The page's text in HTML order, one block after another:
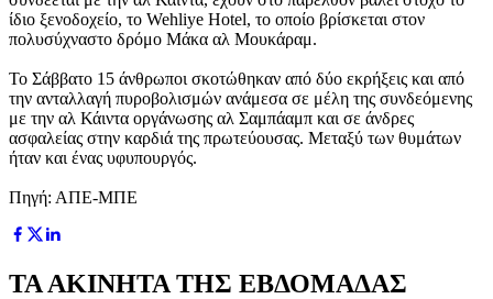
ίδιο ξενοδοχείο, το Wehliye Hotel, το οποίο βρίσκεται στον
πολυσύχναστο δρόμο Μάκα αλ Μουκάραμ.
Το Σάββατο 15 άνθρωποι σκοτώθηκαν από δύο εκρήξεις και από
την ανταλλαγή πυροβολισμών ανάμεσα σε μέλη της συνδεόμενης
με την αλ Κάιντα οργάνωσης αλ Σαμπάαμπ και σε άνδρες
ασφαλείας στην καρδιά της πρωτεύουσας. Μεταξύ των θυμάτων
ήταν και ένας υφυπουργός.
Πηγή: ΑΠΕ-ΜΠΕ
ΤΑ ΑΚΙΝΗΤΑ ΤΗΣ ΕΒΔΟΜΑΔΑΣ